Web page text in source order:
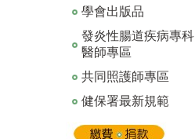
學會出版品
發炎性腸道疾病專科
醫師專區
共同照護師專區
健保署最新規範